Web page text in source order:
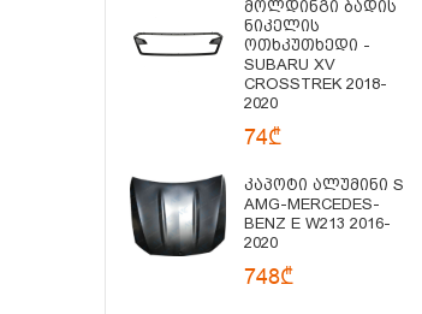
Მოლდინგი Ბადის
Ნიკელის
Ოთხკუთხედი -
SUBARU XV
CROSSTREK 2018-
2020
74₾
Კაპოტი Ალუმინი S
AMG-MERCEDES-
BENZ E W213 2016-
2020
748₾